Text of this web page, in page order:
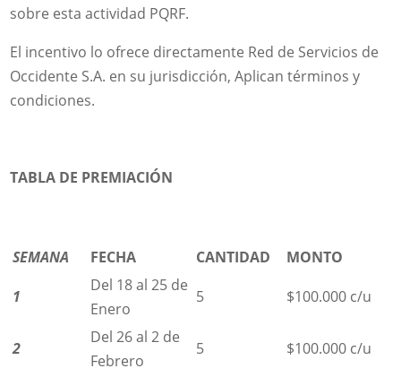
sobre esta actividad PQRF.
El incentivo lo ofrece directamente Red de Servicios de
Occidente S.A. en su jurisdicción, Aplican términos y
condiciones.
TABLA DE PREMIACIÓN
SEMANA FECHA CANTIDAD
MONTO
1
Del 18 al 25 de
Enero
5 $100.000 c/u
2
Del 26 al 2 de
Febrero
5 $100.000 c/u